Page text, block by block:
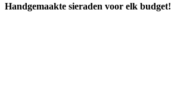
Handgemaakte sieraden voor elk budget!